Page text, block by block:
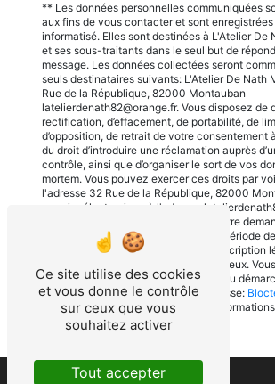
** Les données personnelles communiquées
aux fins de vous contacter et sont
informatisé. Elles sont destinées à L'Atelier De
et ses sous-traitants dans le seul but de
message. Les données collectées seront
seuls destinataires suivants: L'Atelier De Nath
Rue de la République, 82000 Montauban
latelierdenath82@orange.fr. Vous disposez de
rectification, d’effacement, de portabilité, de
d’opposition, de retrait de votre consentement
du droit d’introduire une réclamation auprès
contrôle, ainsi que d’organiser le sort de vos
mortem. Vous pouvez exercer ces droits par
l'adresse 32 Rue de la République, 82000
courrier électronique à l'adresse
Un justificatif d'identité pourra vous être
conservons vos données pendant la période
contact puis pendant la durée de prescription
probatoires et de gestion des contentieux.
vous inscrire sur la liste d'opposition au
téléphonique, disponible à cette adresse:
Consultez le site cnil.fr pour plus
Ce site utilise des cookies
et vous donne le contrôle
sur ceux que vous
souhaitez activer
Tout accepter